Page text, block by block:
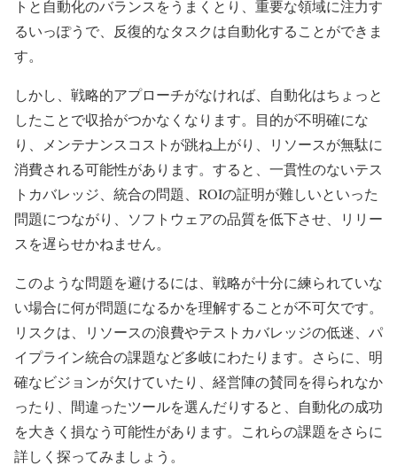
トと自動化のバランスをうまくとり、重要な領域に注力す
るいっぽうで、反復的なタスクは自動化することができま
す。
しかし、戦略的アプローチがなければ、自動化はちょっと
したことで収拾がつかなくなります。目的が不明確にな
り、メンテナンスコストが跳ね上がり、リソースが無駄に
消費される可能性があります。すると、一貫性のないテス
トカバレッジ、統合の問題、ROIの証明が難しいといった
問題につながり、ソフトウェアの品質を低下させ、リリー
スを遅らせかねません。
このような問題を避けるには、戦略が十分に練られていな
い場合に何が問題になるかを理解することが不可欠です。
リスクは、リソースの浪費やテストカバレッジの低迷、パ
イプライン統合の課題など多岐にわたります。さらに、明
確なビジョンが欠けていたり、経営陣の賛同を得られなか
ったり、間違ったツールを選んだりすると、自動化の成功
を大きく損なう可能性があります。これらの課題をさらに
詳しく探ってみましょう。